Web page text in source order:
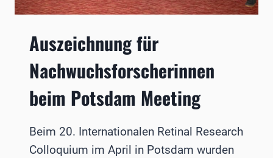
Auszeichnung für
Nachwuchsforscherinnen
beim Potsdam Meeting
Beim 20. Internationalen Retinal Research
Colloquium im April in Potsdam wurden